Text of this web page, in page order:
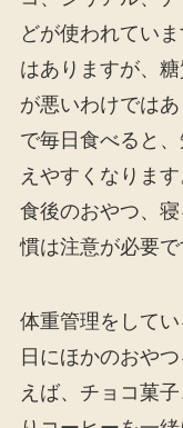
どが使われてい
はありますが、
が悪いわけでは
で毎日食べると
えやすくなりま
食後のおやつ、
慣は注意が必要で
体重管理をして
日にほかのおや
えば、チョコ菓